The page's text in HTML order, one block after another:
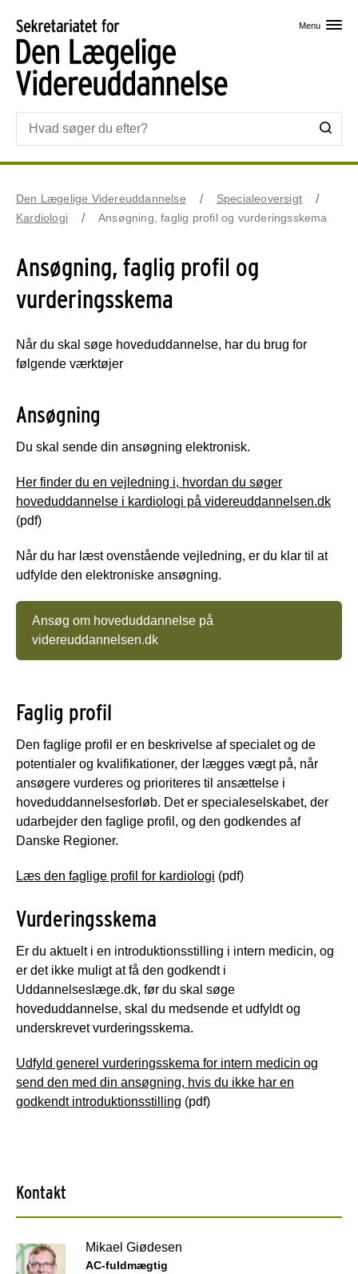
Menu
Den Lægelige Videreuddannelse
Specialeoversigt
Kardiologi
Ansøgning, faglig profil og vurderingsskema
Ansøgning, faglig profil og
vurderingsskema
Når du skal søge hoveduddannelse, har du brug for
følgende værktøjer
Ansøgning
Du skal sende din ansøgning elektronisk.
Her finder du en vejledning i, hvordan du søger
hoveduddannelse i kardiologi på videreuddannelsen.d k
(pdf)
Når du har læst ovenstående vejledning, er du klar til at
udfylde den elektroniske ansøgning.
Ansøg om hoveduddannelse på
videreuddannelsen.dk
Faglig profil
Den faglige profil er en beskrivelse af specialet og de
potentialer og kvalifikationer, der lægges vægt på, når
ansøgere vurderes og prioriteres til ansættelse i
hoveduddannelsesforløb. Det er specialeselskabet, der
udarbejder den faglige profil, og den godkendes af
Danske Regioner.
Læs den faglige profil for kardiologi (pdf)
Vurderingsskema
Er du aktuelt i en introduktionsstilling i intern medicin, og
er det ikke muligt at få den godkendt i
Uddannelseslæge.dk, før du skal søge
hoveduddannelse, skal du medsende et udfyldt og
underskrevet vurderingsskema.
Udfyld generel vurderingsskema for intern medicin og
send den med din ansøgning, hvis du ikke har en
godkendt introduktionsstilling (pdf)
Kontakt
Mikael Giødesen
AC-fuldmægtig